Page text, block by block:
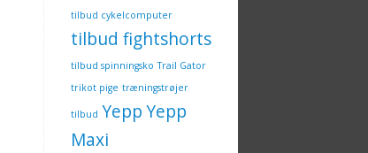
tilbud cykelcomputer
tilbud fightshorts
tilbud spinningsko Trail Gator
trikot pige træningstrøjer
tilbud YeppYepp
Maxi